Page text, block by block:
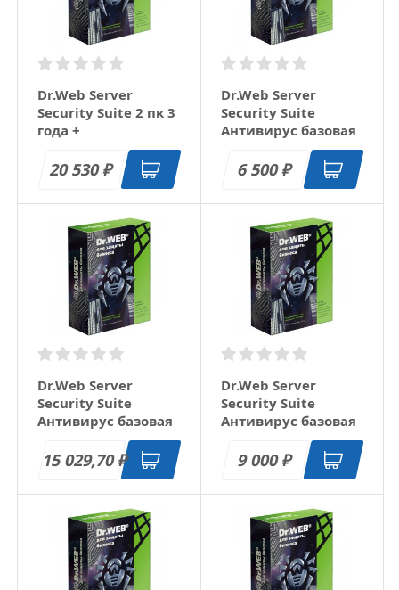
Dr.Web Server
Security Suite 2 пк 3
года +
расширенный
функционал
20 530₽
Dr.Web Server
Security Suite
Антивирус базовая
лицензия 1 год 1
сервер
6 500₽
Dr.Web Server
Security Suite
Антивирус базовая
лицензия 1 год 10
серверов
15 029,70₽
Dr.Web Server
Security Suite
Антивирус базовая
лицензия 1 год 2
сервера
9 000₽